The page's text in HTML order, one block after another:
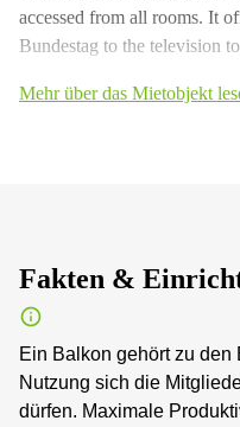
accessed from all rooms. It
Bundestag to the television
Mehr über das Mietobjekt
Fakten &
Ein Balkon gehört zu den
Nutzung sich die
dürfen. Maximale